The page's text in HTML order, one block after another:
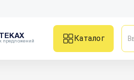
предложений
Каталог